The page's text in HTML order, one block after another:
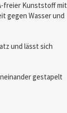
freier Kunststoff mit
gegen Wasser und
und lässt sich
gestapelt